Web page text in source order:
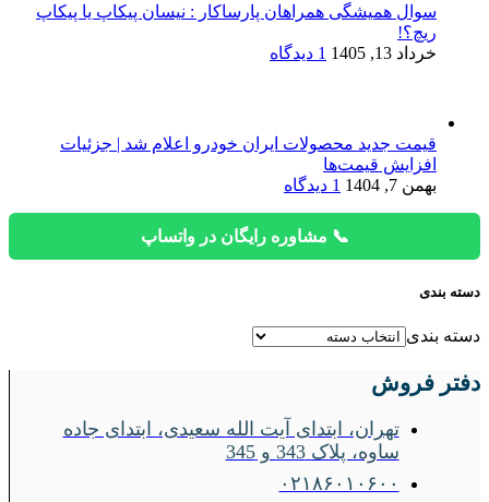
سوال همیشگی همراهان پارساکار : نیسان پیکاپ یا پیکاپ
ریچ؟!
خرداد 13, 1405
1 دیدگاه
قیمت جدید محصولات ایران خودرو اعلام شد | جزئیات
افزایش قیمت‌ها
بهمن 7, 1404
1 دیدگاه
📞 مشاوره رایگان در واتساپ
دسته بندی
دسته بندی
دفتر فروش
تهران، ابتدای آیت الله سعیدی، ابتدای جاده
ساوه، پلاک 343 و 345
۰۲۱۸۶۰۱۰۶۰۰